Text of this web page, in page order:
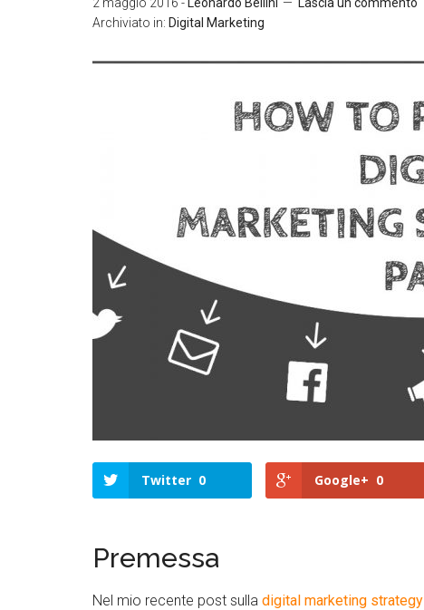
Archiviato in: Digital Marketing
Twitter 0 Google+ 0
Premessa
Nel mio recente post sulla digital marketing strategy